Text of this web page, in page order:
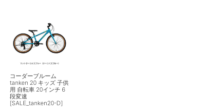
コーダーブルーム
tanken 20 キッズ 子供
用 自転車 20インチ 6
段変速
[SALE_tanken20-D]